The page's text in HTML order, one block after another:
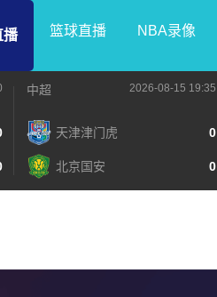
播 篮球直播 NBA录像
中超 2026-08-15 19:35
天津津门虎 0
北京国安 0